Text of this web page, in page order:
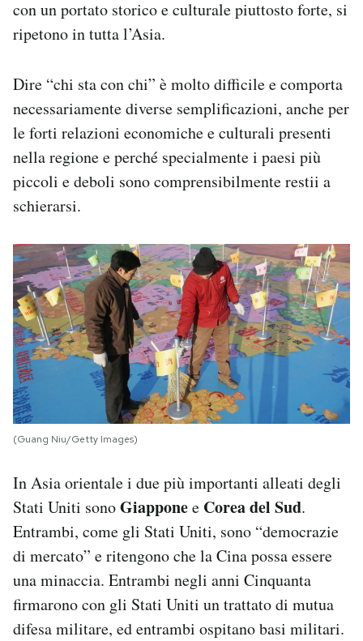
con un portato storico e culturale piuttosto forte, si
ripetono in tutta l’Asia.
Dire “chi sta con chi” è molto difficile e comporta
necessariamente diverse semplificazioni, anche per
le forti relazioni economiche e culturali presenti
nella regione e perché specialmente i paesi più
piccoli e deboli sono comprensibilmente restii a
schierarsi.
(Guang Niu/Getty Images)
In Asia orientale i due più importanti alleati degli
Stati Uniti sonoGiapponee Corea del Sud.
Entrambi, come gli Stati Uniti, sono “democrazie
di mercato” e ritengono che la Cina possa essere
una minaccia. Entrambi negli anni Cinquanta
firmarono con gli Stati Uniti un trattato di mutua
difesa militare, ed entrambi ospitano basi militari.